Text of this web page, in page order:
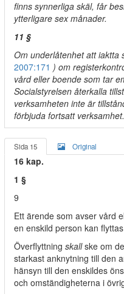
finns synnerliga skäl, får
ytterligare sex månader.
11 §
Om underlåtenhet att iaktta
2007:171 ) om
vård eller boende som tar
Socialstyrelsen återkalla
verksamheten inte är
förbjuda fortsatt verksamhet.
Sida 15 Original
16 kap.
1 §
9
Ett ärende som avser vård
en enskild person kan
Överflyttning skallske om
starkast anknytning till den
hänsyn till den enskildes
och omständigheterna i